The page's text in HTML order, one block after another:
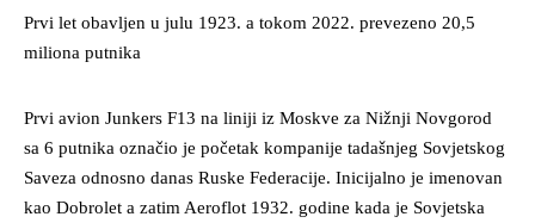
Prvi let obavljen u julu 1923. a tokom 2022. prevezeno 20,5
miliona putnika
Prvi avion Junkers F13 na liniji iz Moskve za Nižnji Novgorod
sa 6 putnika označio je početak kompanije tadašnjeg Sovjetskog
Saveza odnosno danas Ruske Federacije. Inicijalno je imenovan
kao Dobrolet a zatim Aeroflot 1932. godine kada je Sovjetska